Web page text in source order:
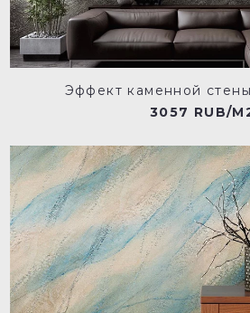
Эффект каменной
3057 RUB/